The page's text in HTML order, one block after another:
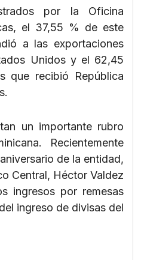
por la Oficina
el 37,55 % de este
a las exportaciones
Unidos y el 62,45
que recibió República
un importante rubro
Recientemente
de la entidad,
Central, Héctor Valdez
ingresos por remesas
ingreso de divisas del